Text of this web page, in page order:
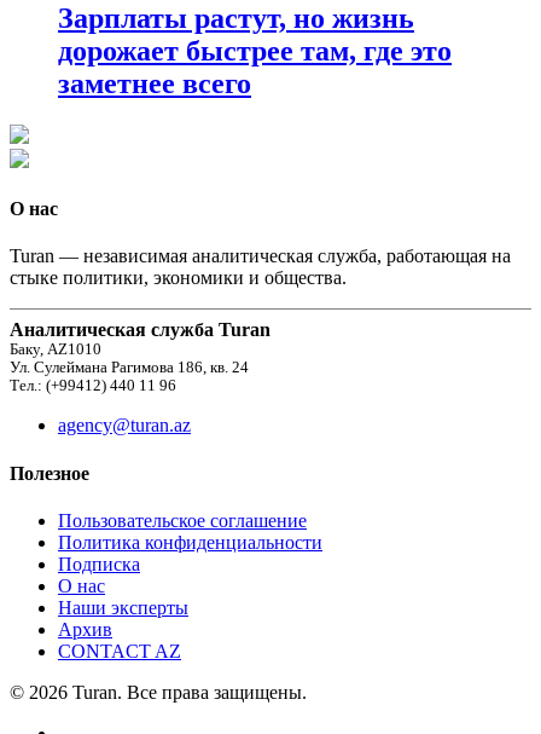
Зарплаты растут, но жизнь
дорожает быстрее там, где это
заметнее всего
О нас
Turan — независимая аналитическая служба, работающая на
стыке политики, экономики и общества.
Аналитическая служба Turan
Баку, AZ1010
Ул. Сулеймана Рагимова 186, кв. 24
Тел.: (+99412) 440 11 96
agency@turan.az
Полезное
Пользовательское соглашение
Политика конфиденциальности
Подписка
О нас
Наши эксперты
Архив
CONTACT AZ
© 2026 Turan. Все права защищены.